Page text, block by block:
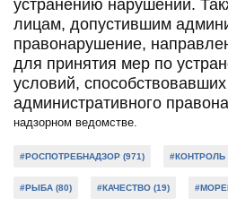
устранению нарушений.
лицам, допустившим
правонарушение,
для принятия мер по
условий,
административного
надзорном ведомстве.
#РОСПОТРЕБНАДЗОР (971) #КОНТРОЛЬ
#РЫБА (80) #КАЧЕСТВО (19)